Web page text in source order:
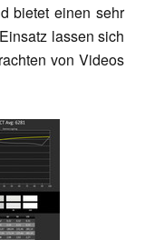
bietet einen sehr
lassen sich
von Videos